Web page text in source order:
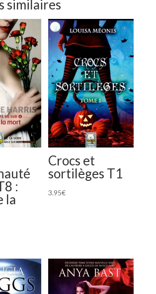
similaires
:
la
Crocs et
sortilèges T1
3.95€